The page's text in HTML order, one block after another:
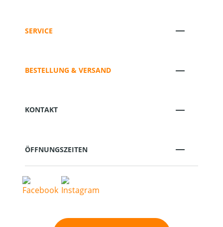
SERVICE
BESTELLUNG & VERSAND
KONTAKT
ÖFFNUNGSZEITEN